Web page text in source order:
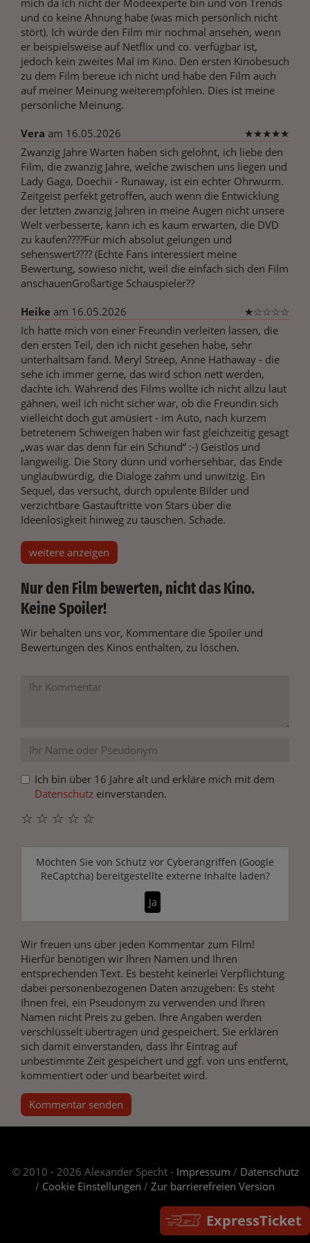
ExpressTicket
und co keine Ahnung habe (was mich persönlich nicht
stört). Ich würde den Film mir nochmal ansehen, wenn
er beispielsweise auf Netflix und co. verfügbar ist,
jedoch kein zweites Mal im Kino. Den ersten Kinobesuch
zu dem Film bereue ich nicht und habe den Film auch
auf meiner Meinung weiterempfohlen. Dies ist meine
persönliche Meinung.
Vera am 16.05.2026 ★★★★★
Zwanzig Jahre Warten haben sich gelohnt, ich liebe den
Film, die zwanzig Jahre, welche zwischen uns liegen und
Lady Gaga, Doechii - Runaway, ist ein echter Ohrwurm.
Zeitgeist perfekt getroffen, auch wenn die Entwicklung
der letzten zwanzig Jahren in meine Augen nicht unsere
Welt verbesserte, kann ich es kaum erwarten, die DVD
zu kaufen????Für mich absolut gelungen und
sehenswert???? (Echte Fans interessiert meine
Bewertung, sowieso nicht, weil die einfach sich den Film
anschauenGroßartige Schauspieler??
Heike am 16.05.2026 ★☆☆☆☆
Ich hatte mich von einer Freundin verleiten lassen, die
den ersten Teil, den ich nicht gesehen habe, sehr
unterhaltsam fand. Meryl Streep, Anne Hathaway - die
sehe ich immer gerne, das wird schon nett werden,
dachte ich. Während des Films wollte ich nicht allzu laut
gähnen, weil ich nicht sicher war, ob die Freundin sich
vielleicht doch gut amüsiert - im Auto, nach kurzem
betretenem Schweigen haben wir fast gleichzeitig gesagt
„was war das denn für ein Schund“ :-) Geistlos und
langweilig. Die Story dünn und vorhersehbar, das Ende
unglaubwürdig, die Dialoge zahm und unwitzig. Ein
Sequel, das versucht, durch opulente Bilder und
verzichtbare Gastauftritte von Stars über die
Ideenlosigkeit hinweg zu täuschen. Schade.
weitere anzeigen
Nur den Film bewerten, nicht das Kino.
Keine Spoiler!
Wir behalten uns vor, Kommentare die Spoiler und
Bewertungen des Kinos enthalten, zu löschen.
Ich bin über 16 Jahre alt und erkläre mich mit dem
Datenschutz einverstanden.
☆
☆
☆
☆
☆
Möchten Sie von Schutz vor Cyberangriffen (Google
ReCaptcha)bereitgestellte externe Inhalte laden?
Ja
Wir freuen uns über jeden Kommentar zum Film!
Hierfür benötigen wir Ihren Namen und Ihren
entsprechenden Text. Es besteht keinerlei Verpflichtung
dabei personenbezogenen Daten anzugeben: Es steht
Ihnen frei, ein Pseudonym zu verwenden und Ihren
Namen nicht Preis zu geben. Ihre Angaben werden
verschlüsselt übertragen und gespeichert. Sie erklären
sich damit einverstanden, dass Ihr Eintrag auf
unbestimmte Zeit gespeichert und ggf. von uns entfernt,
kommentiert oder und bearbeitet wird.
Kommentar senden
© 2010 - 2026 Alexander Specht - Impressum / Datenschutz
/ Cookie Einstellungen / Zur barrierefreien Version